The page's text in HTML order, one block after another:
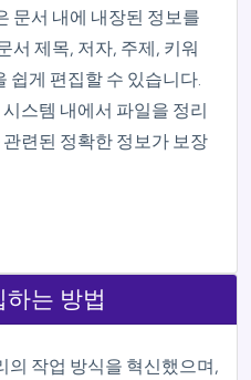
문서 내에 내장된 정보를
서 제목, 저자, 주제, 키워
쉽게 편집할 수 있습니다.
스템 내에서 파일을 정리
련된 정확한 정보가 보장
는 방법
의 작업 방식을 혁신했으며,